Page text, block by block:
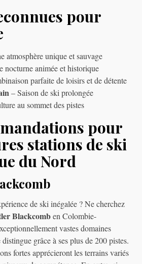
pour
atmosphère unique et sauvage
nocturne animée et historique
parfaite de loisirs et de détente
– Saison de ski prolongée
au sommet des pistes
pour
stations de ski
du Nord
de ski inégalée ? Ne cherchez
Blackcomben Colombie-
vastes domaines
grâce à ses plus de 200 pistes.
fortes apprécieront les terrains variés